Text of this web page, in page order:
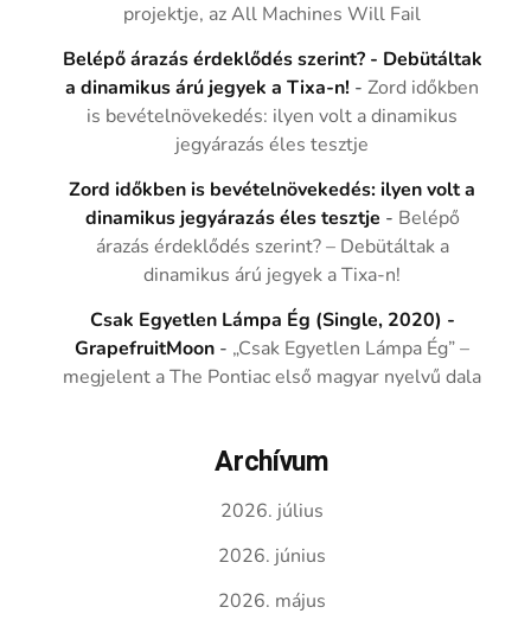
projektje, az All Machines Will Fail
Belépő árazás érdeklődés szerint? - Debütáltak
a dinamikus árú jegyek a Tixa-n! -Zord időkben
is bevételnövekedés: ilyen volt a dinamikus
jegyárazás éles tesztje
Zord időkben is bevételnövekedés: ilyen volt a
dinamikus jegyárazás éles tesztje - Belépő
árazás érdeklődés szerint? – Debütáltak a
dinamikus árú jegyek a Tixa-n!
Csak Egyetlen Lámpa Ég (Single, 2020) -
GrapefruitMoon - „Csak Egyetlen Lámpa Ég” –
megjelent a The Pontiac első magyar nyelvű dala
Archívum
2026. július
2026. június
2026. május